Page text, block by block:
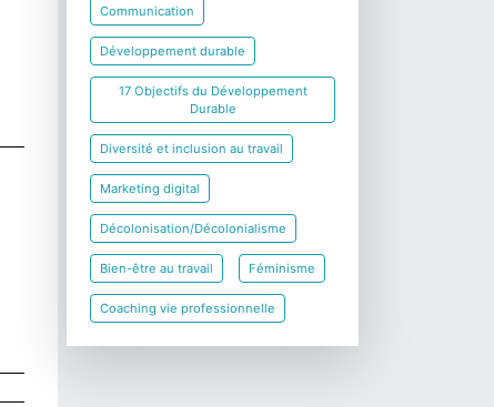
Communication
Développement durable
17 Objectifs du Développement
Durable
Diversité et inclusion au travail
Marketing digital
Décolonisation/Décolonialisme
Bien-être au travail Féminisme
Coaching vie professionnelle